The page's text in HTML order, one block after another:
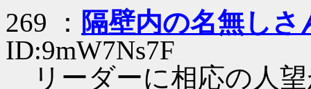
269 ： 隔壁内の名無しさ
ID:9mW7Ns7F
リーダーに相応の人